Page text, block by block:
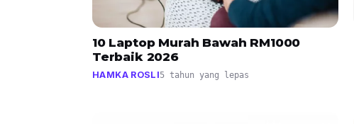
10 Laptop Murah Bawah RM1000
Terbaik 2026
HAMKA ROSLI5 tahun yang lepas